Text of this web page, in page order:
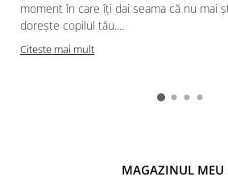
moment în care îți dai seama că nu mai
dorește copilul tău....
Citeste mai mult
MAGAZINUL MEU